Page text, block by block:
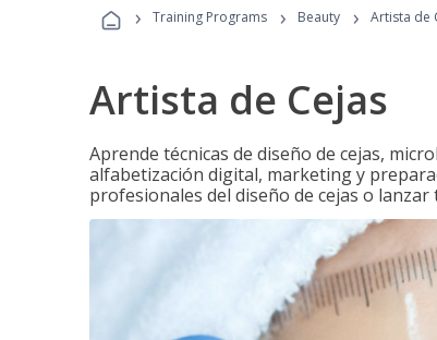
› Training Programs › Beauty › Artista de
Artista de Cejas
Aprende técnicas de diseño de cejas,
alfabetización digital, marketing y
profesionales del diseño de cejas o